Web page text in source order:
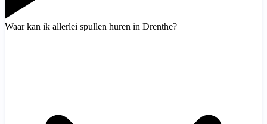
Waar kan ik allerlei spullen huren in Drenthe?